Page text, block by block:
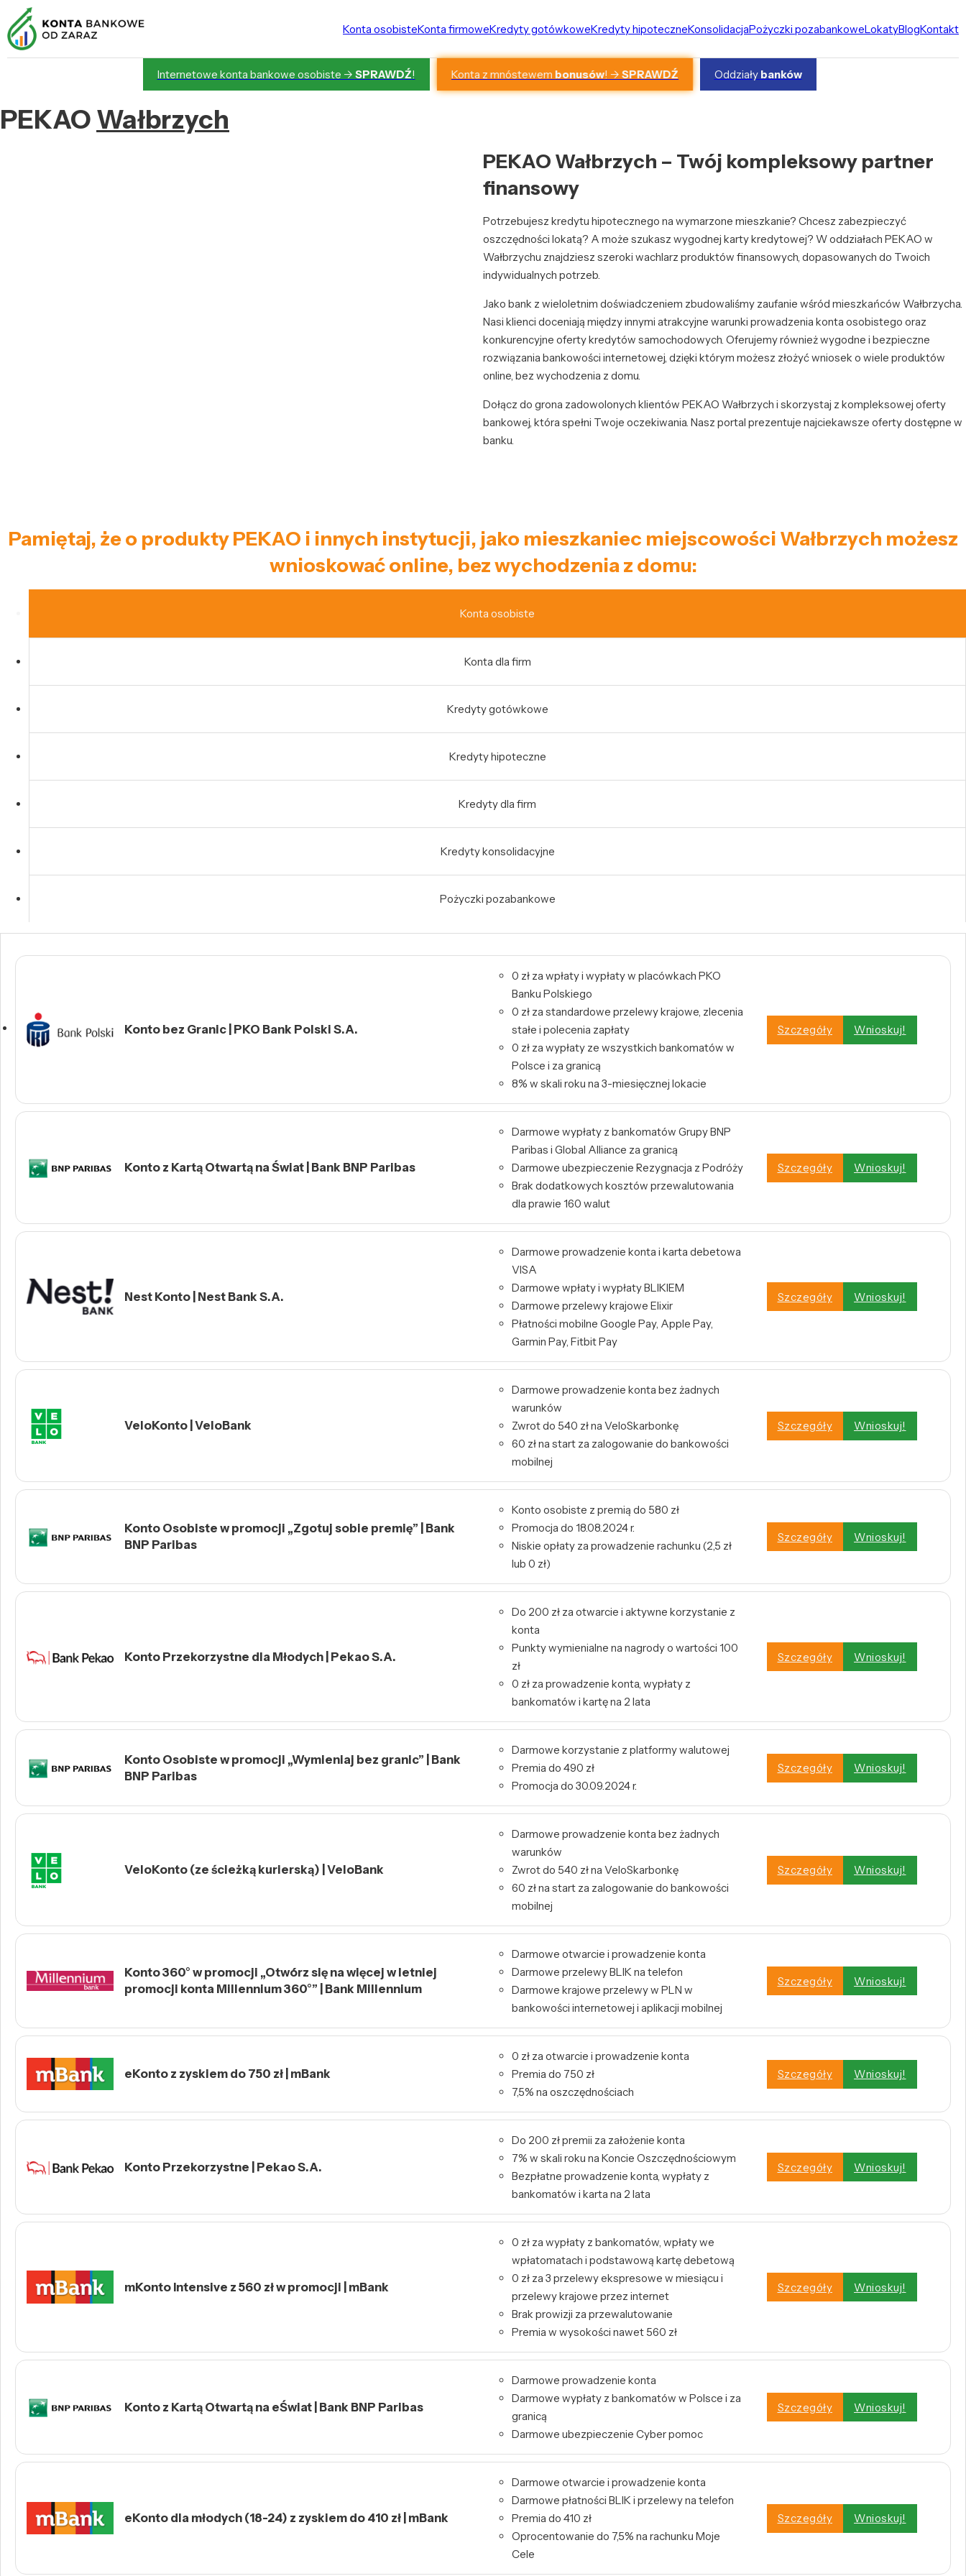
Konta osobisteKonta firmoweKredyty gotówkoweKredyty hipoteczneKonsolidacjaPożyczki pozabankoweLokatyBlogKontakt
Internetowe konta bankowe osobiste -> SPRAWDŹ! Konta z mnóstewem bonusów! ->SPRAWDŹ Oddziały banków
PEKAO Wałbrzych
PEKAO Wałbrzych – Twój kompleksowy partner
finansowy
Potrzebujesz kredytu hipotecznego na wymarzone mieszkanie? Chcesz zabezpieczyć
oszczędności lokatą? A może szukasz wygodnej karty kredytowej? W oddziałach PEKAO w
Wałbrzychu znajdziesz szeroki wachlarz produktów finansowych, dopasowanych do Twoich
indywidualnych potrzeb.
Jako bank z wieloletnim doświadczeniem zbudowaliśmy zaufanie wśród mieszkańców Wałbrzycha.
Nasi klienci doceniają między innymi atrakcyjne warunki prowadzenia konta osobistego oraz
konkurencyjne oferty kredytów samochodowych. Oferujemy również wygodne i bezpieczne
rozwiązania bankowości internetowej, dzięki którym możesz złożyć wniosek o wiele produktów
online, bez wychodzenia z domu.
Dołącz do grona zadowolonych klientów PEKAO Wałbrzych i skorzystaj z kompleksowej oferty
bankowej, która spełni Twoje oczekiwania. Nasz portal prezentuje najciekawsze oferty dostępne w
banku.
Pamiętaj, że o produkty PEKAO i innych instytucji, jako mieszkaniec miejscowości Wałbrzych możesz
wnioskować online, bez wychodzenia z domu:
Konta osobiste
Konta dla firm
Kredyty gotówkowe
Kredyty hipoteczne
Kredyty dla firm
Kredyty konsolidacyjne
Pożyczki pozabankowe
Konto bez Granic | PKO Bank Polski S.A.
0 zł za wpłaty i wypłaty w placówkach PKO
Banku Polskiego
0 zł za standardowe przelewy krajowe, zlecenia
stałe i polecenia zapłaty
0 zł za wypłaty ze wszystkich bankomatów w
Polsce i za granicą
8% w skali roku na 3-miesięcznej lokacie
Szczegóły Wnioskuj!
Konto z Kartą Otwartą na Świat | Bank BNP Paribas
Darmowe wypłaty z bankomatów Grupy BNP
Paribas i Global Alliance za granicą
Darmowe ubezpieczenie Rezygnacja z Podróży
Brak dodatkowych kosztów przewalutowania
dla prawie 160 walut
Szczegóły Wnioskuj!
Nest Konto | Nest Bank S.A.
Darmowe prowadzenie konta i karta debetowa
VISA
Darmowe wpłaty i wypłaty BLIKIEM
Darmowe przelewy krajowe Elixir
Płatności mobilne Google Pay, Apple Pay,
Garmin Pay, Fitbit Pay
Szczegóły Wnioskuj!
VeloKonto | VeloBank
Darmowe prowadzenie konta bez żadnych
warunków
Zwrot do 540 zł na VeloSkarbonkę
60 zł na start za zalogowanie do bankowości
mobilnej
Szczegóły Wnioskuj!
Konto Osobiste w promocji „Zgotuj sobie premię” | Bank
BNP Paribas
Konto osobiste z premią do 580 zł
Promocja do 18.08.2024 r.
Niskie opłaty za prowadzenie rachunku (2,5 zł
lub 0 zł)
Szczegóły Wnioskuj!
Konto Przekorzystne dla Młodych | Pekao S.A.
Do 200 zł za otwarcie i aktywne korzystanie z
konta
Punkty wymienialne na nagrody o wartości 100
zł
0 zł za prowadzenie konta, wypłaty z
bankomatów i kartę na 2 lata
Szczegóły Wnioskuj!
Konto Osobiste w promocji „Wymieniaj bez granic” | Bank
BNP Paribas
Darmowe korzystanie z platformy walutowej
Premia do 490 zł
Promocja do 30.09.2024 r.
Szczegóły Wnioskuj!
VeloKonto (ze ścieżką kurierską) | VeloBank
Darmowe prowadzenie konta bez żadnych
warunków
Zwrot do 540 zł na VeloSkarbonkę
60 zł na start za zalogowanie do bankowości
mobilnej
Szczegóły Wnioskuj!
Konto 360° w promocji „Otwórz się na więcej w letniej
promocji konta Millennium 360°” | Bank Millennium
Darmowe otwarcie i prowadzenie konta
Darmowe przelewy BLIK na telefon
Darmowe krajowe przelewy w PLN w
bankowości internetowej i aplikacji mobilnej
Szczegóły Wnioskuj!
eKonto z zyskiem do 750 zł | mBank
0 zł za otwarcie i prowadzenie konta
Premia do 750 zł
7,5% na oszczędnościach
Szczegóły Wnioskuj!
Konto Przekorzystne | Pekao S.A.
Do 200 zł premii za założenie konta
7% w skali roku na Koncie Oszczędnościowym
Bezpłatne prowadzenie konta, wypłaty z
bankomatów i karta na 2 lata
Szczegóły Wnioskuj!
mKonto Intensive z 560 zł w promocji | mBank
0 zł za wypłaty z bankomatów, wpłaty we
wpłatomatach i podstawową kartę debetową
0 zł za 3 przelewy ekspresowe w miesiącu i
przelewy krajowe przez internet
Brak prowizji za przewalutowanie
Premia w wysokości nawet 560 zł
Szczegóły Wnioskuj!
Konto z Kartą Otwartą na eŚwiat | Bank BNP Paribas
Darmowe prowadzenie konta
Darmowe wypłaty z bankomatów w Polsce i za
granicą
Darmowe ubezpieczenie Cyber pomoc
Szczegóły Wnioskuj!
eKonto dla młodych (18-24) z zyskiem do 410 zł | mBank
Darmowe otwarcie i prowadzenie konta
Darmowe płatności BLIK i przelewy na telefon
Premia do 410 zł
Oprocentowanie do 7,5% na rachunku Moje
Cele
Szczegóły Wnioskuj!